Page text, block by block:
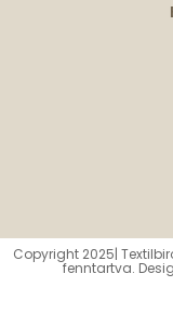
Copyright 2025|
fenntartva.